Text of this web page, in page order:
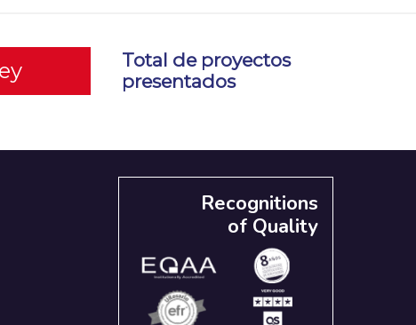
Total de proyectos
presentados
Recognitions
of Quality